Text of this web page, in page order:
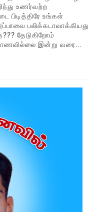
உணர்வற்ற
உங்கள்
பலிக்கடாவாக்கியது
தேடுகிறோம்
இன்று வரை...